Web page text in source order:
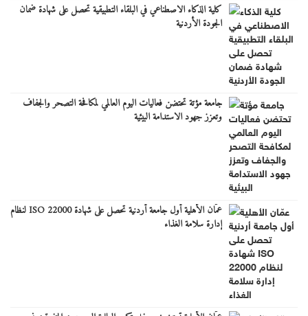
كلية الذكاء الاصطناعي في البلقاء التطبيقية تحصل على شهادة ضمان
الجودة الأردنية
جامعة مؤتة تحتضن فعاليات اليوم العالمي لمكافحة التصحر والجفاف
وتعزز جهود الاستدامة البيئية
عمّان الأهلية أول جامعة أردنية تحصل على شهادة ISO 22000 لنظام
إدارة سلامة الغذاء